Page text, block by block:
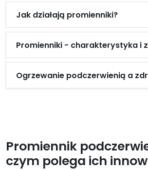
Jak działają promienniki?
Promienniki - charakterystyka i
Ogrzewanie podczerwienią a
Promiennik
czym polega ich